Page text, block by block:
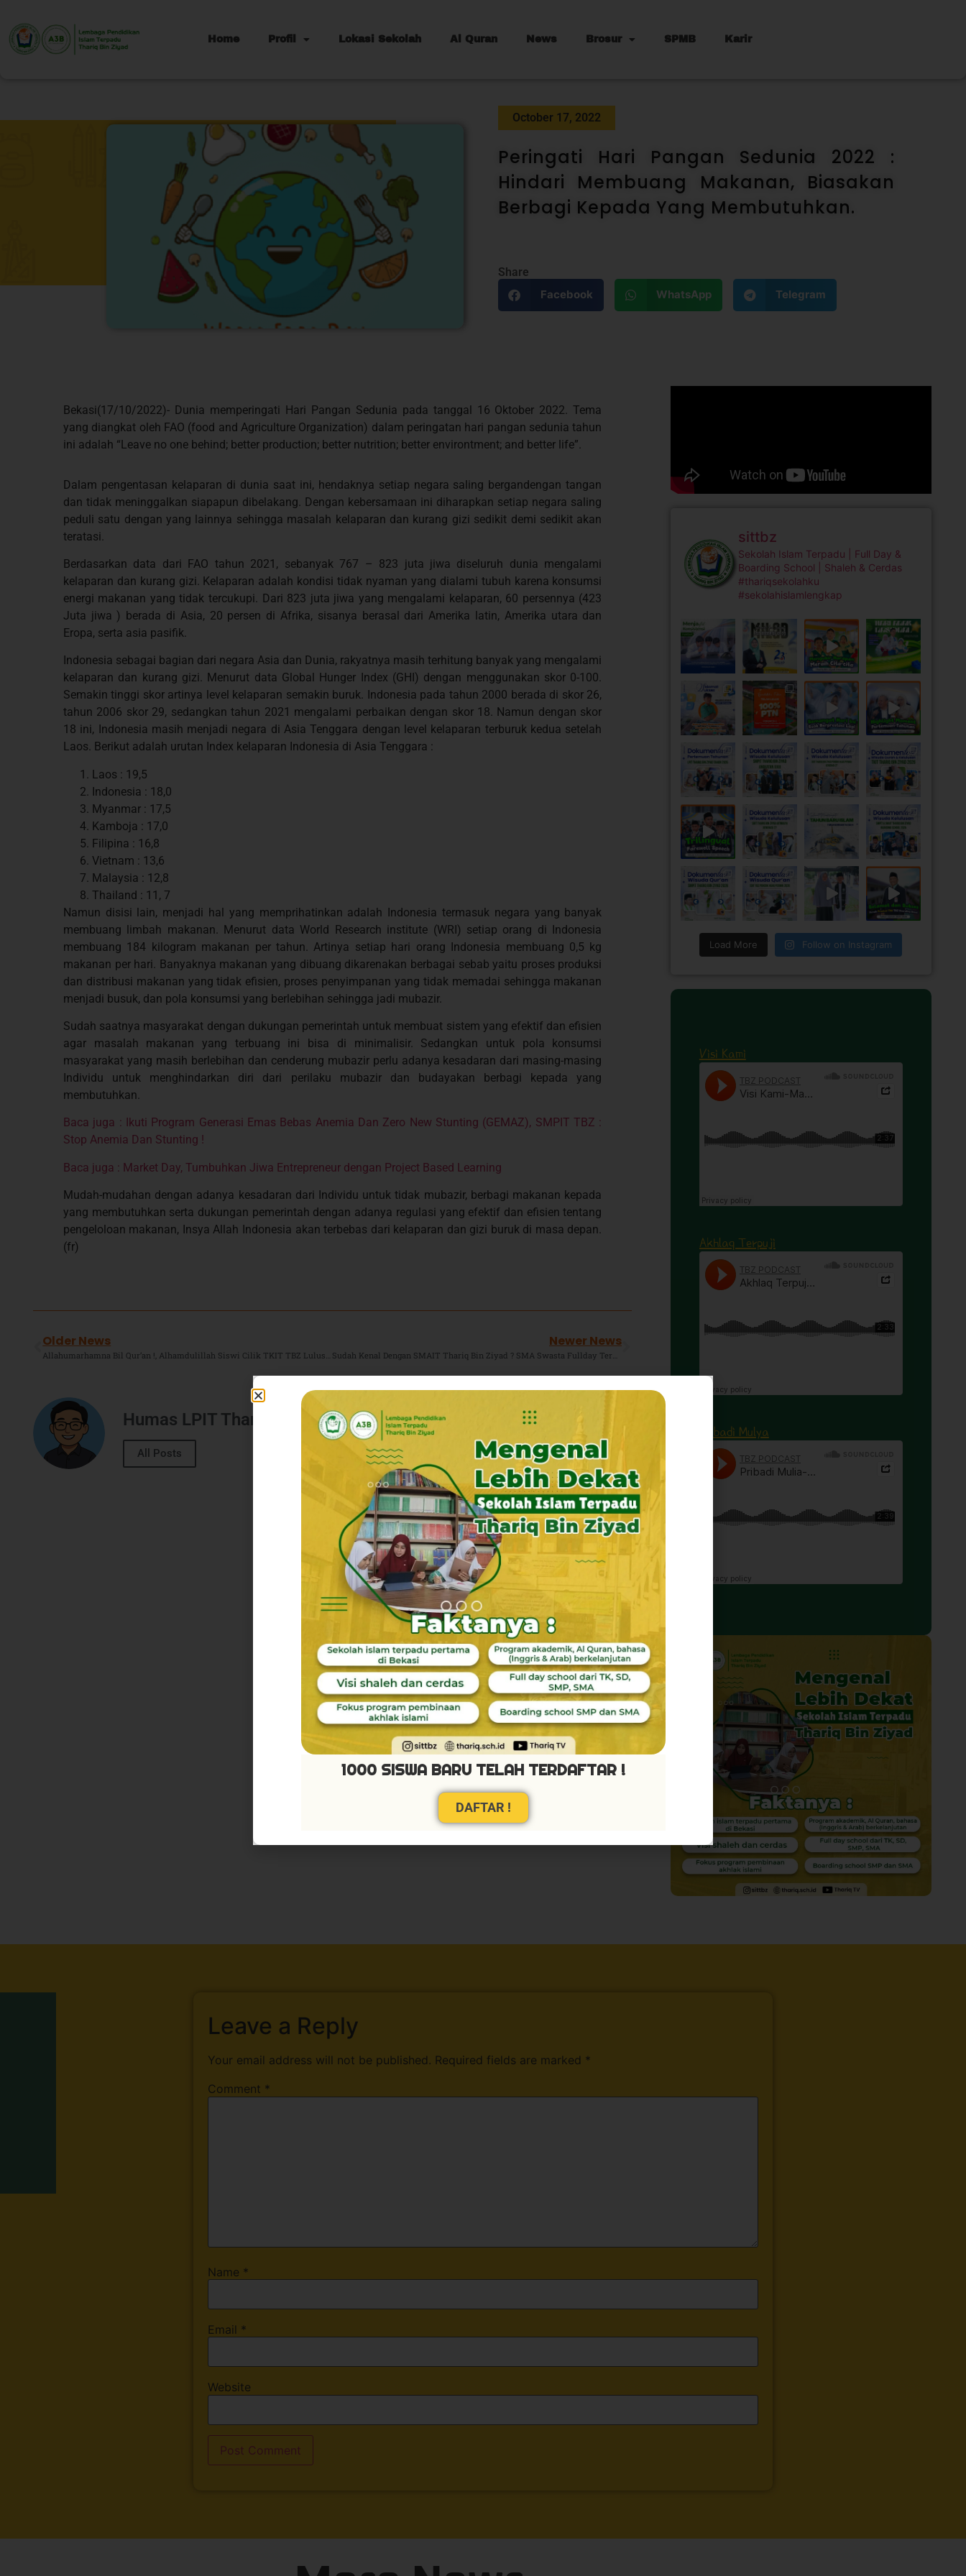
Home Profil Lokasi Sekolah Al Quran News Brosur SPMB Karir
October 17, 2022
Peringati Hari Pangan Sedunia 2022 :
Hindari Membuang Makanan, Biasakan
Berbagi Kepada Yang Membutuhkan.
Share
Facebook
WhatsApp Telegram
Bekasi(17/10/2022)- Dunia memperingati Hari Pangan Sedunia pada tanggal 16 Oktober 2022. Tema
yang diangkat oleh FAO (food and Agriculture Organization) dalam peringatan hari pangan sedunia tahun
ini adalah “Leave no one behind; better production; better nutrition; better environtment; and better life”.
Dalam pengentasan kelaparan di dunia saat ini, hendaknya setiap negara saling bergandengan tangan
dan tidak meninggalkan siapapun dibelakang. Dengan kebersamaan ini diharapkan setiap negara saling
peduli satu dengan yang lainnya sehingga masalah kelaparan dan kurang gizi sedikit demi sedikit akan
teratasi.
Berdasarkan data dari FAO tahun 2021, sebanyak 767 – 823 juta jiwa diseluruh dunia mengalami
kelaparan dan kurang gizi. Kelaparan adalah kondisi tidak nyaman yang dialami tubuh karena konsumsi
energi makanan yang tidak tercukupi. Dari 823 juta jiwa yang mengalami kelaparan, 60 persennya (423
Juta jiwa ) berada di Asia, 20 persen di Afrika, sisanya berasal dari Amerika latin, Amerika utara dan
Eropa, serta asia pasifik.
Indonesia sebagai bagian dari negara Asia dan Dunia, rakyatnya masih terhitung banyak yang mengalami
kelaparan dan kurang gizi. Menurut data Global Hunger Index (GHI) dengan menggunakan skor 0-100.
Semakin tinggi skor artinya level kelaparan semakin buruk. Indonesia pada tahun 2000 berada di skor 26,
tahun 2006 skor 29, sedangkan tahun 2021 mengalami perbaikan dengan skor 18. Namun dengan skor
18 ini, Indonesia masih menjadi negara di Asia Tenggara dengan level kelaparan terburuk kedua setelah
Laos. Berikut adalah urutan Index kelaparan Indonesia di Asia Tenggara :
Laos : 19,5
Indonesia : 18,0
Myanmar : 17,5
Kamboja : 17,0
Filipina : 16,8
Vietnam : 13,6
Malaysia : 12,8
Thailand : 11, 7
Namun disisi lain, menjadi hal yang memprihatinkan adalah Indonesia termasuk negara yang banyak
membuang limbah makanan. Menurut data World Research institute (WRI) setiap orang di Indonesia
membuang 184 kilogram makanan per tahun. Artinya setiap hari orang Indonesia membuang 0,5 kg
makanan per hari. Banyaknya makanan yang dibuang dikarenakan berbagai sebab yaitu proses produksi
dan distribusi makanan yang tidak efisien, proses penyimpanan yang tidak memadai sehingga makanan
menjadi busuk, dan pola konsumsi yang berlebihan sehingga jadi mubazir.
Sudah saatnya masyarakat dengan dukungan pemerintah untuk membuat sistem yang efektif dan efisien
agar masalah makanan yang terbuang ini bisa di minimalisir. Sedangkan untuk pola konsumsi
masyarakat yang masih berlebihan dan cenderung mubazir perlu adanya kesadaran dari masing-masing
Individu untuk menghindarkan diri dari perilaku mubazir dan budayakan berbagi kepada yang
membutuhkan.
Baca juga : Ikuti Program Generasi Emas Bebas Anemia Dan Zero New Stunting (GEMAZ), SMPIT TBZ :
Stop Anemia Dan Stunting !
Baca juga : Market Day, Tumbuhkan Jiwa Entrepreneur dengan Project Based Learning
Mudah-mudahan dengan adanya kesadaran dari Individu untuk tidak mubazir, berbagi makanan kepada
yang membutuhkan serta dukungan pemerintah dengan adanya regulasi yang efektif dan efisien tentang
pengeloloan makanan, Insya Allah Indonesia akan terbebas dari kelaparan dan gizi buruk di masa depan.
(fr)
Older News
Allahumarhamna Bil Qur’an !, Alhamdulillah Siswi Cilik TKIT TBZ Lulus Sertifikasi Al-Qur’an Juz 30.
Newer News
Sudah Kenal Dengan SMAIT Thariq Bin Ziyad ? SMA Swasta Fullday Terbaik Peringkat Satu Di Kabupaten Bekasi.
Humas LPIT Thariq Bin Ziyad
All Posts
sittbz
Sekolah Islam Terpadu | Full Day &
Boarding School | Shaleh & Cerdas
#thariqsekolahku
#sekolahislamlengkap
Load More Follow on Instagram
Visi Kami
Akhlaq Terpuji
Pribadi Mulya
Leave a Reply
Your email address will not be published. Required fields are marked *
Comment *
Name *
Email *
Website
1000 SISWA BARU TELAH TERDAFTAR !
DAFTAR !